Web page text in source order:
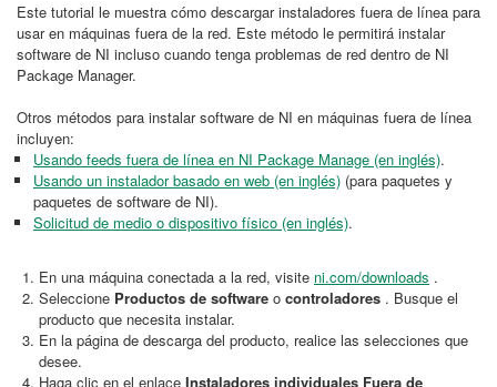
Este tutorial le muestra cómo descargar instaladores fuera de línea para
usar en máquinas fuera de la red. Este método le permitirá instalar
software de NI incluso cuando tenga problemas de red dentro de NI
Package Manager.
Otros métodos para instalar software de NI en máquinas fuera de línea
incluyen:
Usando feeds fuera de línea en NI Package Manage (en inglés).
Usando un instalador basado en web (en inglés) (para paquetes y
paquetes de software de NI).
Solicitud de medio o dispositivo físico (en inglés).
En una máquina conectada a la red, visite ni.com/downloads .
Seleccione Productos de software o controladores . Busque el
producto que necesita instalar.
En la página de descarga del producto, realice las selecciones que
desee.
Haga clic en el enlace Instaladores individuales Fuera de